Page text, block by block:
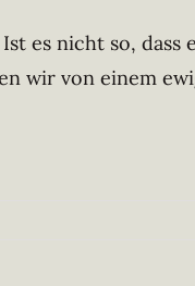
es nicht so, dass
wir von einem